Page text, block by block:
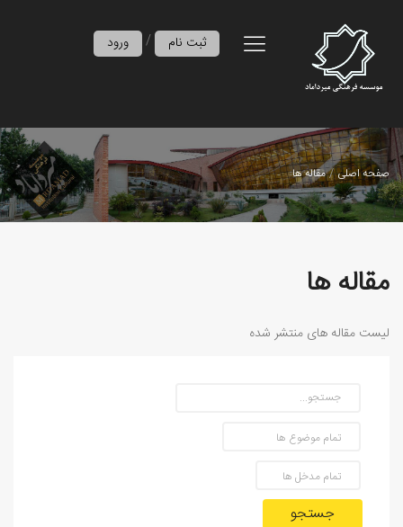
ورود / ثبت نام
صفحه اصلی مقاله ها
مقاله ها
لیست مقاله های منتشر شده
جستجو